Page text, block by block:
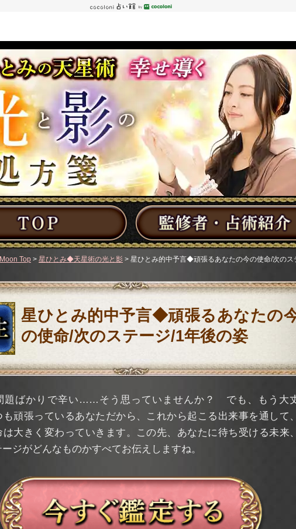
Top > 星ひとみ◆天星術の光と影 > 星ひとみ的中予言◆頑張るあなたの今の使命/次のス
星ひとみ的中予言◆頑張るあなたの
の使命/次のステージ/1年後の姿
題ばかりで辛い……そう思っていませんか？ でも、もう大
も頑張っているあなただから、これから起こる出来事を通して、
は大きく変わっていきます。この先、あなたに待ち受ける未来、
ジがどんなものかすべてお伝えしますね。